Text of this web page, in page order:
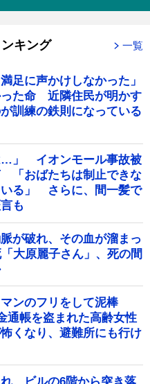
キング 一覧
足に声かけしなかった」
った命 近隣住民が明かす
訓練の鉄則になっている
…」 イオンモール事故被
「おばたちは制止できな
る」 さらに、間一髪で
も
が破れ、その血が溜まっ
大原麗子さん」、死の間
ンのフリをして泥棒
帳を盗まれた高齢女性
くなり、避難所にも行け
、ビルの6階から突き落